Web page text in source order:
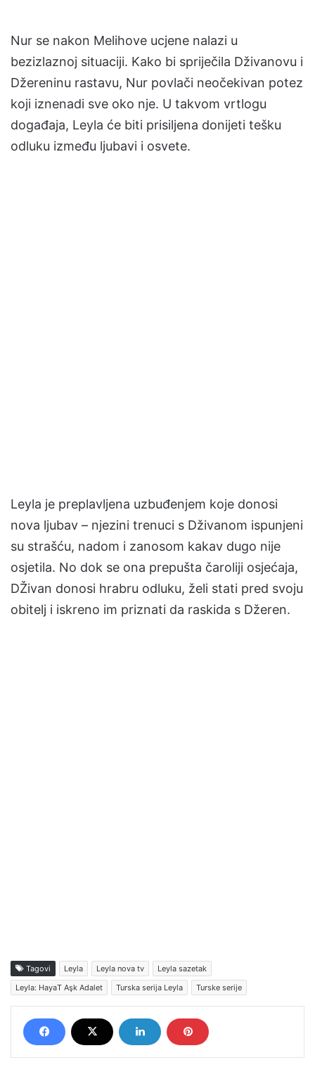
Nur se nakon Melihove ucjene nalazi u
bezizlaznoj situaciji. Kako bi spriječila Dživanovu i
Džereninu rastavu, Nur povlači neočekivan potez
koji iznenadi sve oko nje. U takvom vrtlogu
događaja, Leyla će biti prisiljena donijeti tešku
odluku između ljubavi i osvete.
Leyla je preplavljena uzbuđenjem koje donosi
nova ljubav – njezini trenuci s Dživanom ispunjeni
su strašću, nadom i zanosom kakav dugo nije
osjetila. No dok se ona prepušta čaroliji osjećaja,
DŽivan donosi hrabru odluku, želi stati pred svoju
obitelj i iskreno im priznati da raskida s Džeren.
Tagovi Leyla Leyla nova tv
Leyla sazetak
Leyla: HayaT Aşk Adalet
Turska serija Leyla Turske serije